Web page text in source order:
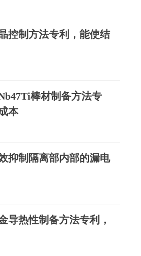
控制方法专利，能使结
棒材制备方法专
本
抑制隔离部内部的漏电
导热性制备方法专利，